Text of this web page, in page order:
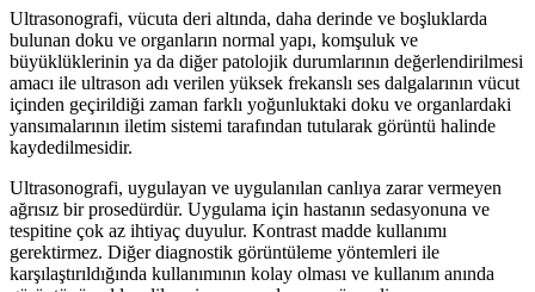
Ultrasonografi, vücuta deri altında, daha derinde ve boşluklarda
bulunan doku ve organların normal yapı, komşuluk ve
büyüklüklerinin ya da diğer patolojik durumlarının değerlendirilmesi
amacı ile ultrason adı verilen yüksek frekanslı ses dalgalarının vücut
içinden geçirildiği zaman farklı yoğunluktaki doku ve organlardaki
yansımalarının iletim sistemi tarafından tutularak görüntü halinde
kaydedilmesidir.
Ultrasonografi, uygulayan ve uygulanılan canlıya zarar vermeyen
ağrısız bir prosedürdür. Uygulama için hastanın sedasyonuna ve
tespitine çok az ihtiyaç duyulur. Kontrast madde kullanımı
gerektirmez. Diğer diagnostik görüntüleme yöntemleri ile
karşılaştırıldığında kullanımının kolay olması ve kullanım anında